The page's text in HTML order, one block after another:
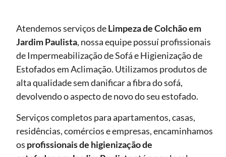
Atendemos serviços deLimpeza de Colchão em
Jardim Paulista, nossa equipe possuí profissionais
de Impermeabilização de Sofá e Higienização de
Estofados em Aclimação. Utilizamos produtos de
alta qualidade sem danificar a fibra do sofá,
devolvendo o aspecto de novo do seu estofado.
Serviços completos para apartamentos, casas,
residências, comércios e empresas, encaminhamos
os profissionais de higienização de